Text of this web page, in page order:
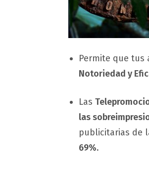
Permite que tus
Notoriedad y
Las
las
publicitarias de
69%.